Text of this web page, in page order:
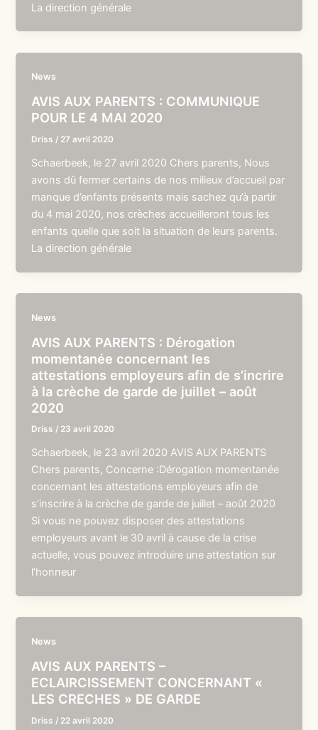
La direction générale
News
AVIS AUX PARENTS : COMMUNIQUE
POUR LE 4 MAI 2020
Driss / 27 avril 2020
Schaerbeek, le 27 avril 2020 Chers parents, Nous
avons dû fermer certains de nos milieux d’accueil par
manque d’enfants présents mais sachez qu’à partir
du 4 mai 2020, nos crèches accueilleront tous les
enfants quelle que soit la situation de leurs parents.
La direction générale
News
AVIS AUX PARENTS : Dérogation
momentanée concernant les
attestations employeurs afin de s’incrire
à la crèche de garde de juillet – août
2020
Driss / 23 avril 2020
Schaerbeek, le 23 avril 2020 AVIS AUX PARENTS
Chers parents, Concerne :Dérogation momentanée
concernant les attestations employeurs afin de
s’inscrire à la crèche de garde de juillet – août 2020
Si vous ne pouvez disposer des attestations
employeurs avant le 30 avril à cause de la crise
actuelle, vous pouvez introduire une attestation sur
l’honneur
News
AVIS AUX PARENTS –
ECLAIRCISSEMENT CONCERNANT «
LES CRECHES » DE GARDE
Driss / 22 avril 2020